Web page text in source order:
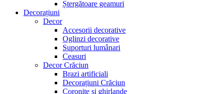
Ștergătoare geamuri
Decorațiuni
Decor
Accesorii decorative
Oglinzi decorative
Suporturi lumânari
Ceasuri
Decor Crăciun
Brazi artificiali
Decorațiuni Crăciun
Coronițe și ghirlande